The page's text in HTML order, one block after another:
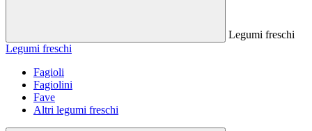
Legumi freschi
Legumi freschi
Fagioli
Fagiolini
Fave
Altri legumi freschi